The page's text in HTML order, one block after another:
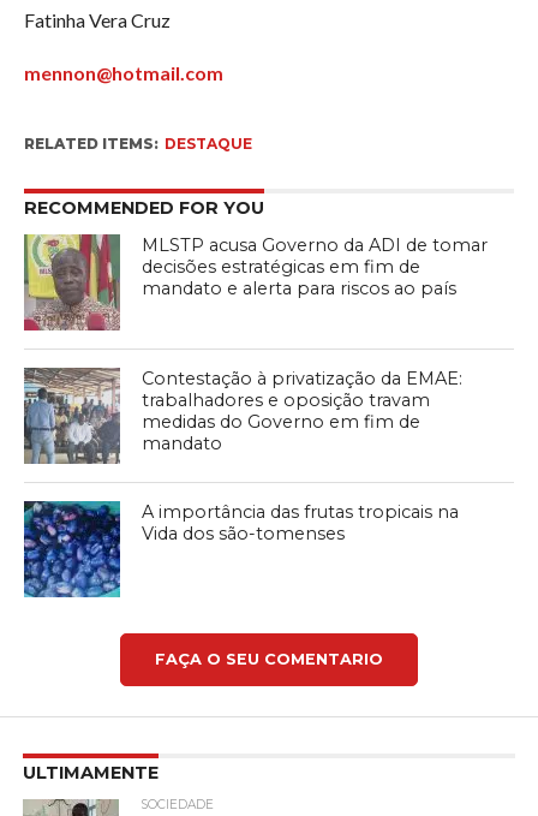
Fatinha Vera Cruz
mennon@hotmail.com
RELATED ITEMS: DESTAQUE
RECOMMENDED FOR YOU
MLSTP acusa Governo da ADI de tomar
decisões estratégicas em fim de
mandato e alerta para riscos ao país
Contestação à privatização da EMAE:
trabalhadores e oposição travam
medidas do Governo em fim de
mandato
A importância das frutas tropicais na
Vida dos são-tomenses
FAÇA O SEU COMENTARIO
ULTIMAMENTE
SOCIEDADE